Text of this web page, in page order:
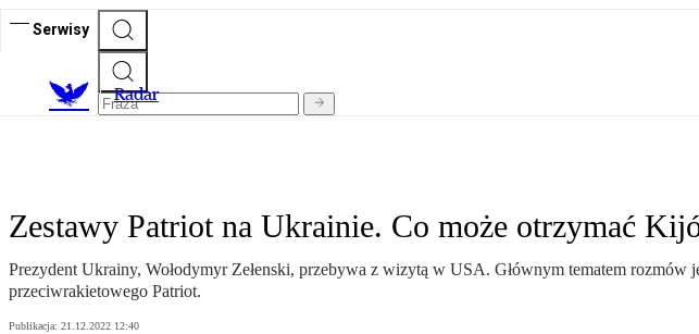
Serwisy
Radar
Zestawy Patriot na Ukrainie. Co może otrzymać
Prezydent Ukrainy, Wołodymyr Zełenski, przebywa z wizytą w USA. Głównym tematem
przeciwrakietowego Patriot.
Publikacja: 21.12.2022 12:40